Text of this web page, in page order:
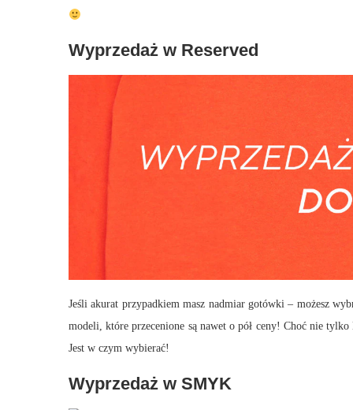
Wyprzedaż w Reserved
Jeśli akurat przypadkiem masz nadmiar gotówki – możesz
modeli, które przecenione są nawet o pół ceny! Choć nie
Jest w czym wybierać!
Wyprzedaż w SMYK